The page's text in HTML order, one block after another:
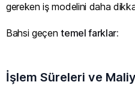
gereken iş modelini daha
Bahsi geçentemel farklar:
İşlem Süreleri ve